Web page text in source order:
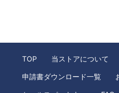
TOP 当ストアについて
申請書ダウンロード一覧